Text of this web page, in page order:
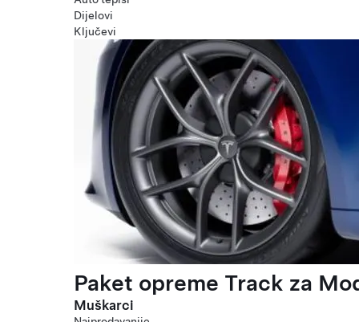
Dijelovi
Ključevi
Paket opreme Track za
Muškarci